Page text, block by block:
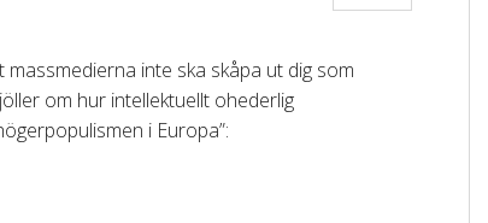
inte ska skåpa ut dig som
om hur intellektuellt ohederlig
i Europa”: